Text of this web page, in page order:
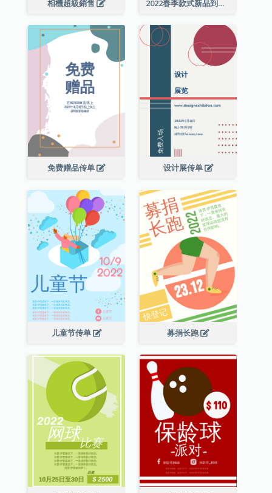
相機超級銷售 2022春季款式新品到店宣传单张
免费赠品传单 设计展传单
儿童节传单 募捐长跑